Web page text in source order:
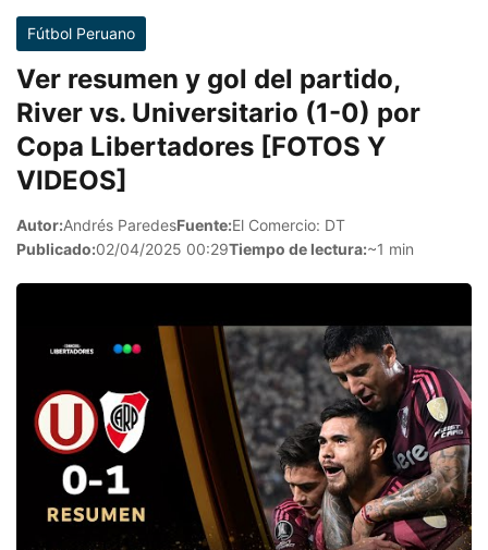
Fútbol Peruano
Ver resumen y gol del partido,
River vs. Universitario (1-0) por
Copa Libertadores [FOTOS Y
VIDEOS]
Autor:Andrés ParedesFuente:El Comercio: DT
Publicado:02/04/2025 00:29Tiempo de lectura:~1 min